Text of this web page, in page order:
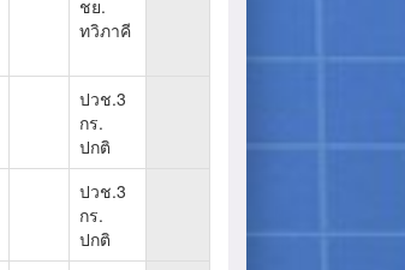
ชย.
ทวิภาคี
ปวช.3
กร.
ปกติ
ปวช.3
กร.
ปกติ